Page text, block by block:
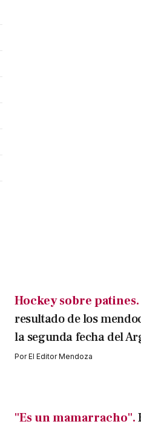
Hockey sobre patines.
resultado de los
la segunda fecha del
PorEl Editor Mendoza
"Es un mamarracho".